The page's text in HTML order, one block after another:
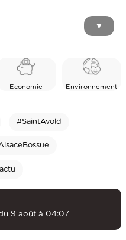
▼
Economie Environnement
#SaintAvold
9 août à 04:07